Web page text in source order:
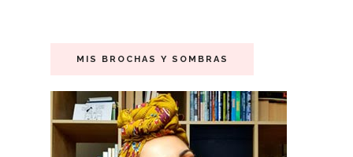
MIS BROCHAS Y SOMBRAS